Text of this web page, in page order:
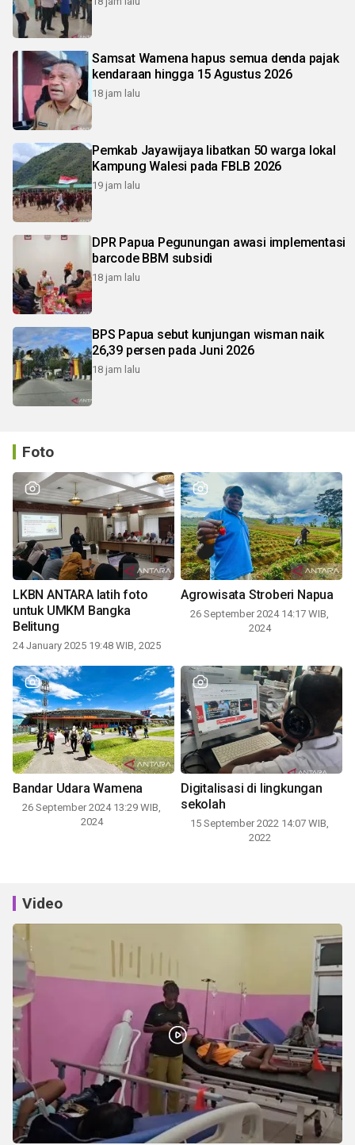
Samsat Wamena hapus semua denda pajak
kendaraan hingga 15 Agustus 2026
18 jam lalu
Pemkab Jayawijaya libatkan 50 warga lokal
Kampung Walesi pada FBLB 2026
19 jam lalu
DPR Papua Pegunungan awasi implementasi
barcode BBM subsidi
18 jam lalu
BPS Papua sebut kunjungan wisman naik
26,39 persen pada Juni 2026
18 jam lalu
Foto
LKBN ANTARA latih foto
untuk UMKM Bangka
Belitung
24 January 2025 19:48 WIB, 2025
Agrowisata Stroberi Napua
26 September 2024 14:17 WIB,
2024
Bandar Udara Wamena
26 September 2024 13:29 WIB,
2024
Digitalisasi di lingkungan
sekolah
15 September 2022 14:07 WIB,
2022
Video